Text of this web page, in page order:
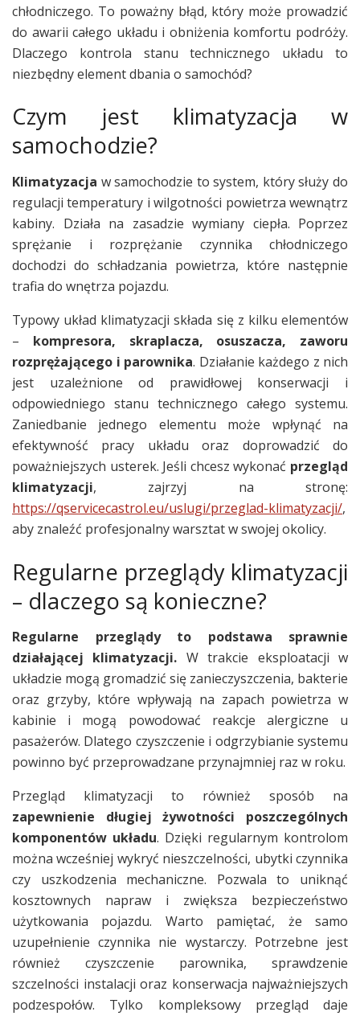
chłodniczego. To poważny błąd, który może prowadzić
do awarii całego układu i obniżenia komfortu podróży.
Dlaczego kontrola stanu technicznego układu to
niezbędny element dbania o samochód?
Czym jest klimatyzacja w
samochodzie?
Klimatyzacja w samochodzie to system, który służy do
regulacji temperatury i wilgotności powietrza wewnątrz
kabiny. Działa na zasadzie wymiany ciepła. Poprzez
sprężanie i rozprężanie czynnika chłodniczego
dochodzi do schładzania powietrza, które następnie
trafia do wnętrza pojazdu.
Typowy układ klimatyzacji składa się z kilku elementów
– kompresora, skraplacza, osuszacza, zaworu
rozprężającego i parownika. Działanie każdego z nich
jest uzależnione od prawidłowej konserwacji i
odpowiedniego stanu technicznego całego systemu.
Zaniedbanie jednego elementu może wpłynąć na
efektywność pracy układu oraz doprowadzić do
poważniejszych usterek. Jeśli chcesz wykonać przegląd
klimatyzacji, zajrzyj na stronę:
https://qservicecastrol.eu/uslugi/przeglad-klimatyzacji/,
aby znaleźć profesjonalny warsztat w swojej okolicy.
Regularne przeglądy klimatyzacji
– dlaczego są konieczne?
Regularne przeglądy to podstawa sprawnie
działającej klimatyzacji. W trakcie eksploatacji w
układzie mogą gromadzić się zanieczyszczenia, bakterie
oraz grzyby, które wpływają na zapach powietrza w
kabinie i mogą powodować reakcje alergiczne u
pasażerów. Dlatego czyszczenie i odgrzybianie systemu
powinno być przeprowadzane przynajmniej raz w roku.
Przegląd klimatyzacji to również sposób na
zapewnienie długiej żywotności poszczególnych
komponentów układu. Dzięki regularnym kontrolom
można wcześniej wykryć nieszczelności, ubytki czynnika
czy uszkodzenia mechaniczne. Pozwala to uniknąć
kosztownych napraw i zwiększa bezpieczeństwo
użytkowania pojazdu. Warto pamiętać, że samo
uzupełnienie czynnika nie wystarczy. Potrzebne jest
również czyszczenie parownika, sprawdzenie
szczelności instalacji oraz konserwacja najważniejszych
podzespołów. Tylko kompleksowy przegląd daje